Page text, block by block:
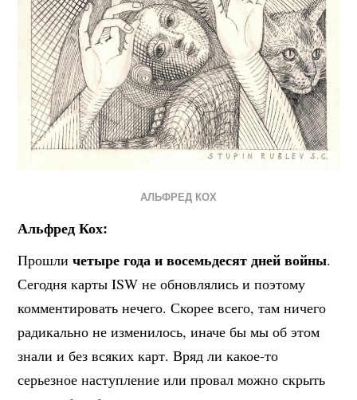
АЛЬФРЕД КОХ
Альфред Кох:
Прошличетыре года и восемьдесят дней войны.
Сегодня карты ISW не обновлялись и поэтому
комментировать нечего. Скорее всего, там ничего
радикально не изменилось, иначе бы мы об этом
знали и без всяких карт. Вряд ли какое-то
серьезное наступление или провал можно скрыть